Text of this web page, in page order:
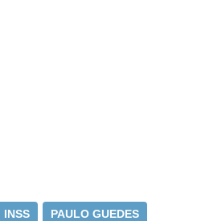
INSS PAULO GUEDES